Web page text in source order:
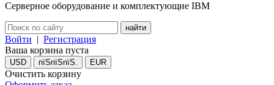
Серверное оборудование и комплектующие IBM
Войти | Регистрация
Ваша корзина пуста
USD пїЅпїЅпїЅ. EUR
Очистить корзину